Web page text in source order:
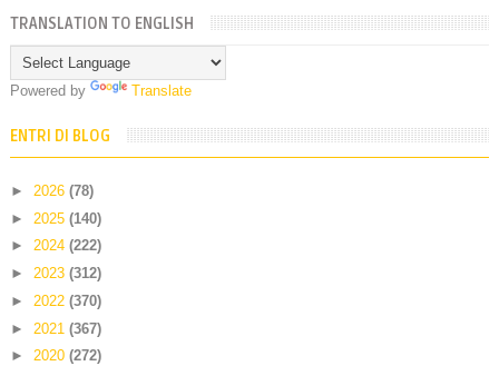
TRANSLATION TO ENGLISH
Powered by Translate
ENTRI DI BLOG
► 2026 (78)
► 2025 (140)
► 2024 (222)
► 2023 (312)
► 2022 (370)
► 2021 (367)
► 2020 (272)